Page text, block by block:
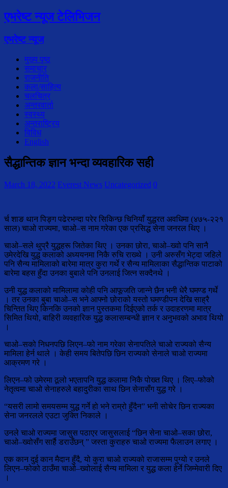
एभरेष्ट न्यूज टेलिभिजन
एभरेष्ट न्यूज
मुख्य पृष्ठ
समाचार
राजनीति
कला/साहित्य
चलचित्र
अन्तरवार्ता
स्वस्थ्य
अन्तराष्ट्रिय
विविध
English
सैद्धान्तिक ज्ञान भन्दा व्यवहारिक सही
March 18, 2022 Everest News Uncategorized 0
र्च शाङ थान पिङ्ग पढेरभन्दा परेर सिकिन्छ चिनियाँ युद्धरत अवधिमा (४७५‐२२१
साल) चाओ राज्यमा, चाओ–स नाम गरेका एक प्रसिद्ध सेना जनरल थिए ।
चाओ–सले थुप्रै युद्धहरू जितेका थिए । उनका छोरा, चाओ–ख्वो पनि सानै
उमेरदेखि युद्ध कलाको अध्ययनमा निकै रुचि राख्थे । उनी अरुसँग भेट्दा जहिले
पनि सैन्य मामिलाको बारेमा मात्र कुरा गर्थे र सैन्य मामिलाका सैद्धान्तिक पाटाको
बारेमा बहस हुँदा उनका बुबाले पनि उनलाई जित्न सक्दैनथे ।
उनी युद्ध कलाको मामिलामा कोही पनि आफूजति जान्ने छैन भनी धेरै घमण्ड गर्थे
। तर उनका बुबा चाओ–स भने आफ्नो छोराको यस्तो घमण्डीपन देखि साह्रै
चिन्तित थिए किनकि उनको ज्ञान पुस्तकमा दिईएको तर्क र उदाहरणमा मात्र
सिमित थियो, बाहिरी व्यवहारिक युद्ध कलासम्बन्धी ज्ञान र अनुभवको अभाव थियो
।
चाओ–सको निधनपछि लिएन–फो नाम गरेका सेनापतिले चाओ राज्यको सैन्य
मामिला हेर्न थाले । केही समय बितेपछि छिन राज्यको सेनाले चाओ राज्यमा
आक्रमण गरे ।
लिएन–फो उमेरमा ठूलो भएतापनि युद्ध कलामा निकै पोख्त थिए । लिए–फोको
नेतृत्वमा चाओ सेनाहरुले बहादुरीका साथ छिन सेनासँग युद्ध गरे ।
“यसरी लामो समयसम्म युद्ध गर्ने हो भने राम्रो हुँदैन” भनी सोचेर छिन राज्यका
सेना जनरलले एउटा जुक्ति निकाले ।
उनले चाओ राज्यमा जासुस पठाएर जासुसलाई “छिन सेना चाओ–सका छोरा,
चाओ–ख्वोसँग सार्है डराउँछन् ” जस्ता कुराहरु चाओ राज्यमा फैलाउन लगाए ।
एक कान दुई कान मैदान हुँदै, यो कुरा चाओ राज्यको राजासम्म पुग्यो र उनले
लिएन–फोको ठाउँमा चाओ–ख्वोलाई सैन्य मामिला र युद्ध कला हेर्ने जिम्मेवारी दिए
।